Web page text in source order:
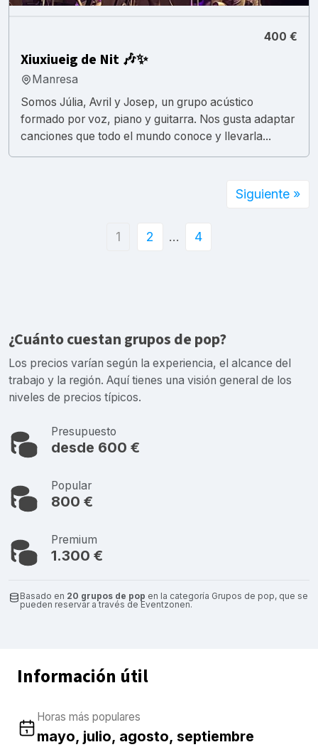
400 €
Xiuxiueig de Nit 🎶✨
Manresa
Somos Júlia, Avril y Josep, un grupo acústico
formado por voz, piano y guitarra. Nos gusta adaptar
canciones que todo el mundo conoce y llevarla...
1 2 … 4
Siguiente »
¿Cuánto cuestan grupos de pop?
Los precios varían según la experiencia, el alcance del
trabajo y la región. Aquí tienes una visión general de los
niveles de precios típicos.
Presupuesto
desde 600 €
Popular
800 €
Premium
1.300 €
Basado en 20 grupos de pop en la categoría Grupos de pop, que se
pueden reservar a través de Eventzonen.
Información útil
Horas más populares
mayo, julio, agosto, septiembre